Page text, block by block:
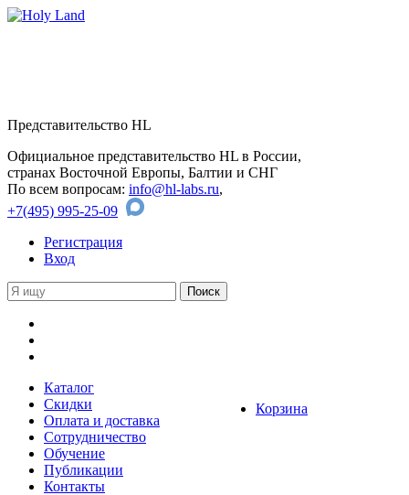
Представительство HL
Официальное представительство HL в России,
странах Восточной Европы, Балтии и СНГ
По всем вопросам: info@hl-labs.ru,
+7(495) 995-25-09
Регистрация
Вход
Корзина
Каталог
Скидки
Оплата и доставка
Сотрудничество
Обучение
Публикации
Контакты